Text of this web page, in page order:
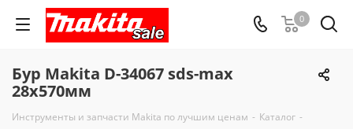
0
Бур Makita D-34067 sds-max
28x570мм
Инструменты и запчасти Makita по лучшим ценам - Каталог -